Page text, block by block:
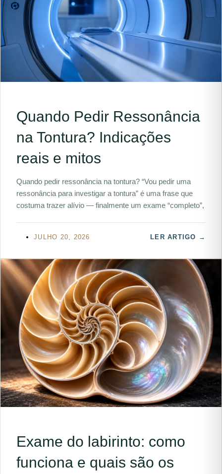
Quando Pedir Ressonância
na Tontura? Indicações
reais e mitos
Quando pedir ressonância na tontura? “Vou pedir uma
ressonância para investigar a tontura” é uma frase que
costuma trazer alívio — finalmente um exame “completo”,
JULHO 20, 2026 LER ARTIGO →
Exame do labirinto: como
funciona e quais são os